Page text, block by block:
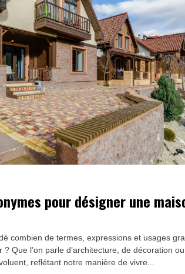
pour désigner une
combien de termes, expressions et usages
? Que l’on parle d’architecture, de décoration ou
reflétant notre manière de vivre...